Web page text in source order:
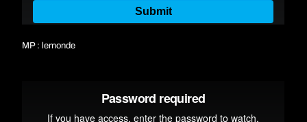
MP : lemonde